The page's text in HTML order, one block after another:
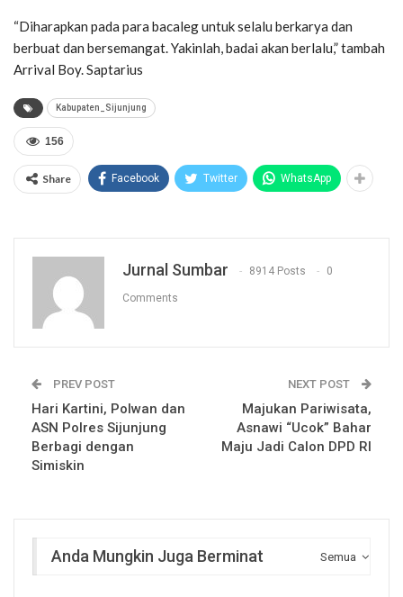
“Diharapkan pada para bacaleg untuk selalu berkarya dan
berbuat dan bersemangat. Yakinlah, badai akan berlalu,” tambah
Arrival Boy. Saptarius
Kabupaten_Sijunjung
156
Share Facebook Twitter WhatsApp
Jurnal Sumbar 8914 Posts 0
Comments
PREV POST
Hari Kartini, Polwan dan
ASN Polres Sijunjung
Berbagi dengan
Simiskin
NEXT POST
Majukan Pariwisata,
Asnawi “Ucok” Bahar
Maju Jadi Calon DPD RI
Semua
Anda Mungkin Juga Berminat